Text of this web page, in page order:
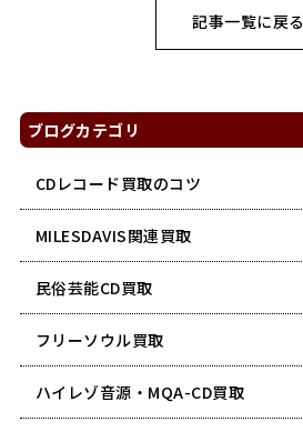
記事一覧に戻る
ブログカテゴリ
CDレコード買取のコツ
MILESDAVIS関連買取
民俗芸能CD買取
フリーソウル買取
ハイレゾ音源・MQA-CD買取